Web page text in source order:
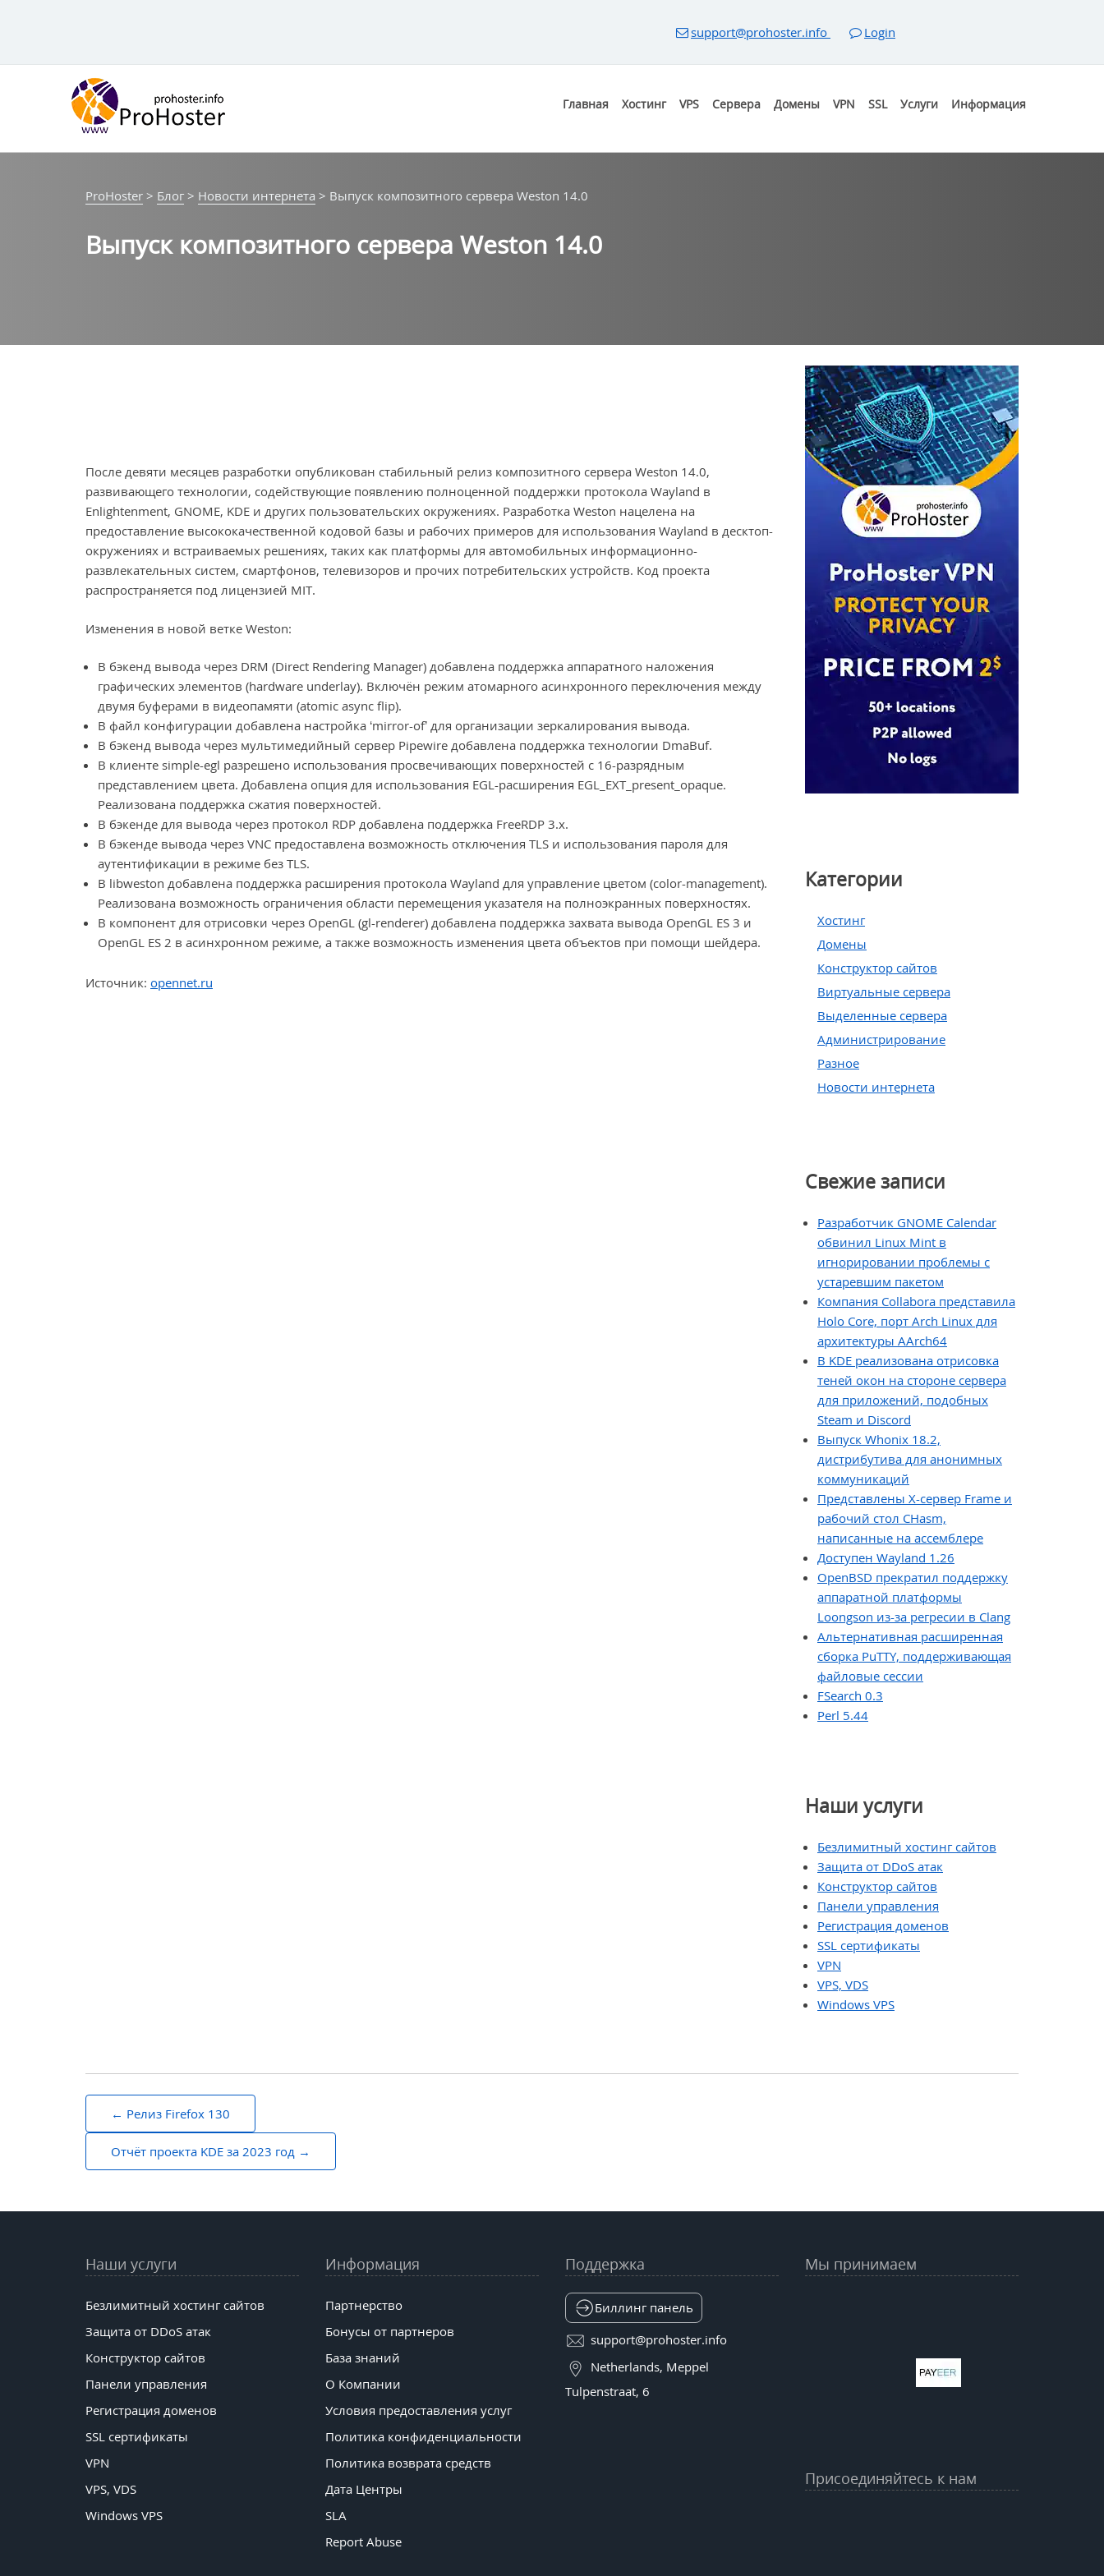
support@prohoster.info Login
Главная Хостинг VPS Сервера Домены VPN SSL Услуги Информация
ProHoster > Блог > Новости интернета > Выпуск композитного сервера Weston 14.0
Выпуск композитного сервера Weston 14.0
Категории
Хостинг
Домены
Конструктор сайтов
Виртуальные сервера
Выделенные сервера
Администрирование
Разное
Новости интернета
Свежие записи
Разработчик GNOME Calendar
обвинил Linux Mint в
игнорировании проблемы с
устаревшим пакетом
Компания Collabora представила
Holo Core, порт Arch Linux для
архитектуры AArch64
В KDE реализована отрисовка
теней окон на стороне сервера
для приложений, подобных
Steam и Discord
Выпуск Whonix 18.2,
дистрибутива для анонимных
коммуникаций
Представлены X-сервер Frame и
рабочий стол CHasm,
написанные на ассемблере
Доступен Wayland 1.26
OpenBSD прекратил поддержку
аппаратной платформы
Loongson из-за регресии в Clang
Альтернативная расширенная
сборка PuTTY, поддерживающая
файловые сессии
FSearch 0.3
Perl 5.44
Наши услуги
Безлимитный хостинг сайтов
Защита от DDoS атак
Конструктор сайтов
Панели управления
Регистрация доменов
SSL сертификаты
VPN
VPS, VDS
Windows VPS
После девяти месяцев разработки опубликован стабильный релиз композитного сервера Weston 14.0,
развивающего технологии, содействующие появлению полноценной поддержки протокола Wayland в
Enlightenment, GNOME, KDE и других пользовательских окружениях. Разработка Weston нацелена на
предоставление высококачественной кодовой базы и рабочих примеров для использования Wayland в десктоп-
окружениях и встраиваемых решениях, таких как платформы для автомобильных информационно-
развлекательных систем, смартфонов, телевизоров и прочих потребительских устройств. Код проекта
распространяется под лицензией MIT.
Изменения в новой ветке Weston:
В бэкенд вывода через DRM (Direct Rendering Manager) добавлена поддержка аппаратного наложения
графичеcких элементов (hardware underlay). Включён режим атомарного асинхронного переключения между
двумя буферами в видеопамяти (atomic async flip).
В файл конфигурации добавлена настройка ‘mirror-of’ для организации зеркалирования вывода.
В бэкенд вывода через мультимедийный cервер Pipewire добавлена поддержка технологии DmaBuf.
В клиенте simple-egl разрешено использования просвечивающих поверхностей с 16-разрядным
представлением цвета. Добавлена опция для использования EGL-расширения EGL_EXT_present_opaque.
Реализована поддержка сжатия поверхностей.
В бэкенде для вывода через протокол RDP добавлена поддержка FreeRDP 3.x.
В бэкенде вывода через VNC предоставлена возможность отключения TLS и использования пароля для
аутентификации в режиме без TLS.
В libweston добавлена поддержка расширения протокола Wayland для управление цветом (color-management).
Реализована возможность ограничения области перемещения указателя на полноэкранных поверхностях.
В компонент для отрисовки через OpenGL (gl-renderer) добавлена поддержка захвата вывода OpenGL ES 3 и
OpenGL ES 2 в асинхронном режиме, а также возможность изменения цвета объектов при помощи шейдера.
Источник: opennet.ru
Навигация
по
записям
Релиз Firefox 130
Отчёт проекта KDE за 2023 год
Наши услуги
Безлимитный хостинг сайтов
Защита от DDoS атак
Конструктор сайтов
Панели управления
Регистрация доменов
SSL сертификаты
VPN
VPS, VDS
Windows VPS
Информация
Партнерство
Бонусы от партнеров
База знаний
О Компании
Условия предоставления услуг
Политика конфиденциальности
Политика возврата средств
Дата Центры
SLA
Report Abuse
Поддержка
Биллинг панель
support@prohoster.info
Netherlands, Meppel
Tulpenstraat, 6
Мы принимаем
Присоединяйтесь к нам